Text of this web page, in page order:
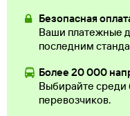
Безопасная
Ваши платежные
последним
Более 20 000
Выбирайте среди
перевозчиков.